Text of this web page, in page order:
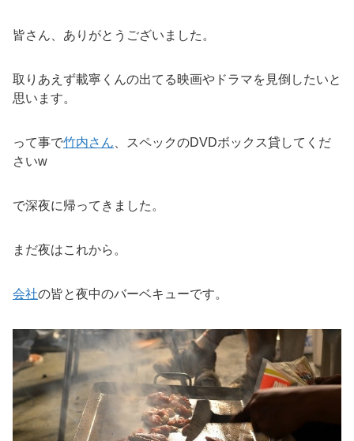
皆さん、ありがとうございました。
取りあえず載寧くんの出てる映画やドラマを見倒したいと
思います。
って事で竹内さん 、スペックのDVDボックス貸してくだ
さいw
で深夜に帰ってきました。
まだ夜はこれから。
会社の皆と夜中のバーベキューです。